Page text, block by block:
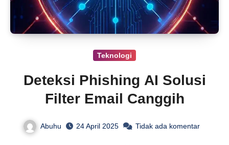
Teknologi
Deteksi Phishing AI Solusi
Filter Email Canggih
Abuhu 24 April 2025 Tidak ada komentar